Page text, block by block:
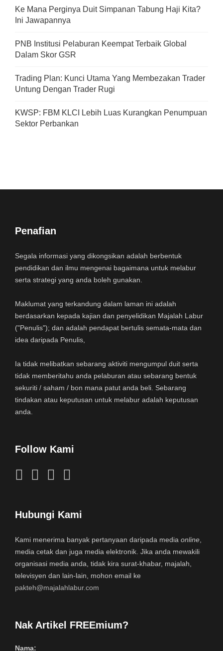
Ke Mana Perginya Duit Simpanan Tabung Haji Kita?
Ini Jawapannya
PNB Institusi Pelaburan Keempat Terbaik Global
Dalam Skor GSR
Trading Plan: Kunci Utama Yang Membezakan Trader
Untung Dengan Trader Rugi
KWSP: FBM KLCI Lebih Luas Kurangkan Penumpuan
Sektor Perbankan
Penafian
Segala informasi yang dikongsikan adalah berbentuk
pendidikan dan ilmu mengenai bagaimana untuk melabur
serta strategi yang anda boleh gunakan.
Maklumat yang terkandung dalam laman ini adalah
berdasarkan kepada kajian dan penyelidikan Majalah Labur
("Penulis"); dan adalah pendapat bertulis semata-mata dan
idea daripada Penulis,
Ia tidak melibatkan sebarang aktiviti mengumpul duit serta
tidak memberitahu anda pelaburan atau sebarang bentuk
sekuriti / saham / bon mana patut anda beli. Sebarang
tindakan atau keputusan untuk melabur adalah keputusan
anda.
Follow Kami
Hubungi Kami
Kami menerima banyak pertanyaan daripada media online,
media cetak dan juga media elektronik. Jika anda mewakili
organisasi media anda, tidak kira surat-khabar, majalah,
televisyen dan lain-lain, mohon email ke
pakteh@majalahlabur.com
Nak Artikel FREEmium?
Nama: